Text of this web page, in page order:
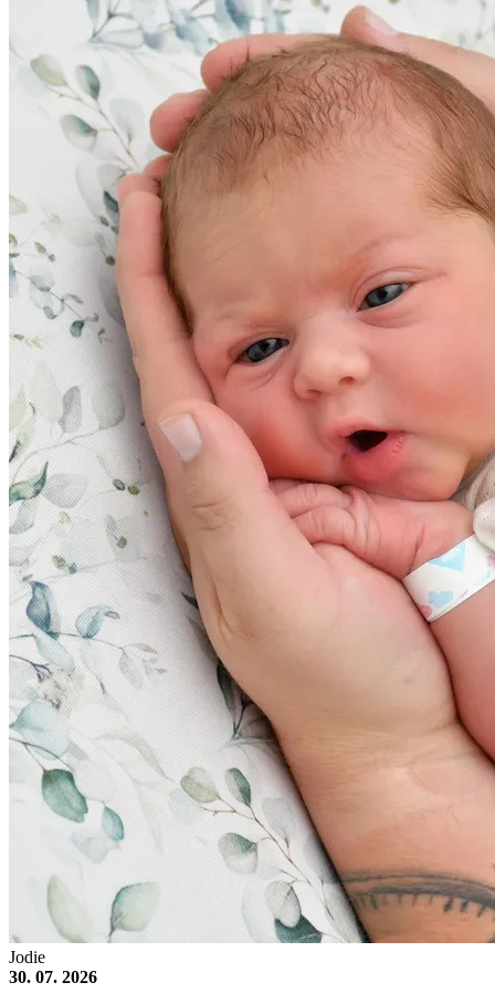
Jodie
30. 07. 2026